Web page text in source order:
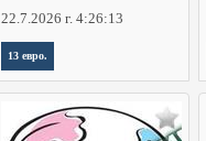
22.7.2026 г. 4:26:13
13 евро.